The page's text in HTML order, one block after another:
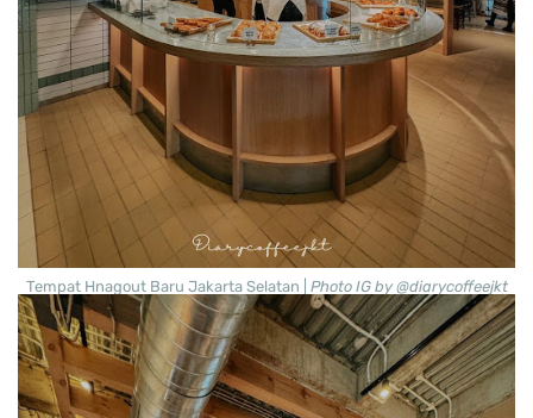
Tempat Hnagout Baru Jakarta Selatan | Photo IG by @diarycoffeejkt